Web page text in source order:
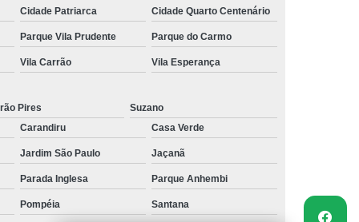
Cidade Patriarca Cidade Quarto Centenário
Parque Vila Prudente Parque do Carmo
Vila Carrão Vila Esperança
Pires
Suzano
Carandiru Casa Verde
Jardim São Paulo Jaçanã
Parada Inglesa Parque Anhembi
Pompéia Santana